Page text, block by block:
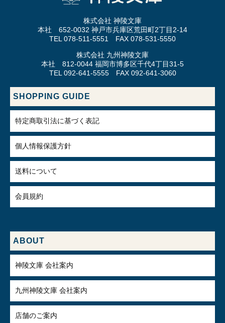
株式会社 神陵文庫
本社 652-0032 神戸市兵庫区荒田町2丁目2-14
TEL 078-511-5551 FAX 078-531-5550
株式会社 九州神陵文庫
本社 812-0044 福岡市博多区千代4丁目31-5
TEL 092-641-5555 FAX 092-641-3060
SHOPPING GUIDE
特定商取引法に基づく表記
個人情報保護方針
送料について
会員規約
ABOUT
神陵文庫 会社案内
九州神陵文庫 会社案内
店舗のご案内